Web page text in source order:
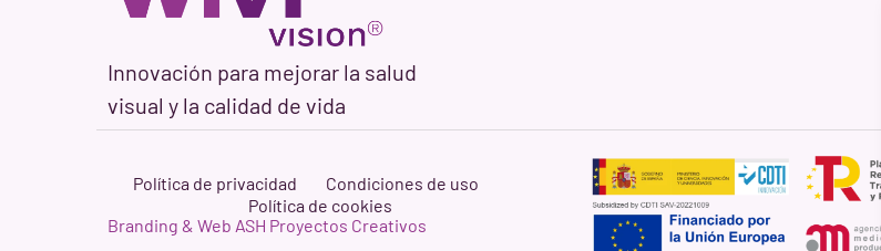
Innovación para mejorar la salud
visual y la calidad de vida
Política de privacidad
Condiciones de uso
Política de cookies
Branding & Web ASH Proyectos Creativos